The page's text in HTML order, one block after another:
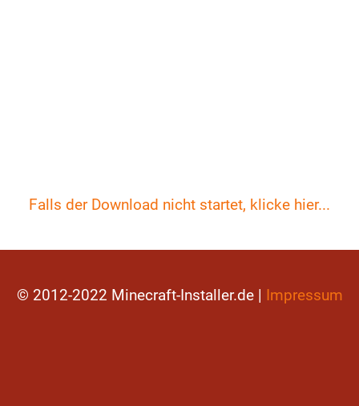
Falls der Download nicht startet, klicke hier...
© 2012-2022 Minecraft-Installer.de | Impressum